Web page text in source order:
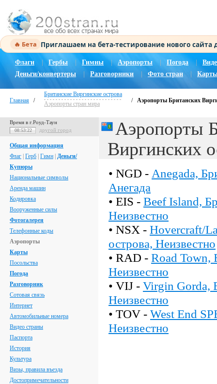
🔥 Бета Приглашаем на бета-тестирование нового
Флаги Гербы Гимны | Аэропорты Погода |
Деньги/конвертеры
Разговорники Фото стран
Главная /
Британские Виргинские острова
Аэропорты стран мира
/ Аэропорты Британских
Время в г.Роуд-Таун
08:53:22 другой город
Общая информация
Флаг Герб Гимн Деньги/
Купюры
Национальные символы
Аренда машин
Кодировка
Вооруженные силы
Фотогалерея
Телефонные коды
Аэропорты
Карты
Посольства
Погода
Разговорник
Сотовая связь
Интернет
Автомобильные номера
Видео страны
Паспорта
История
Культура
Визы, правила въезда
Достопримечательности
Аэропорты
Виргинских
• NGD - Anegada,
Анегада
• EIS - Beef Island,
Неизвестно
• NSX - Hovercraft/
острова, Неизвестно
• RAD - Road Town,
Неизвестно
• VIJ - Virgin Gorda,
Неизвестно
• TOV - West End
Неизвестно